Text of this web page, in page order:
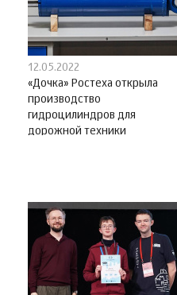
12.05.2022
«Дочка» Ростеха открыла
производство
гидроцилиндров для
дорожной техники